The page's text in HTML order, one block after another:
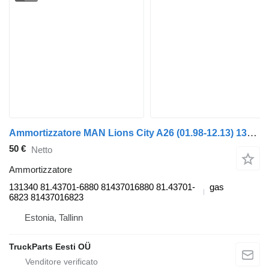
Ammortizzatore MAN Lions City A26 (01.98-12.13) 131340 per autobus MAN Lion's bus (1991-)
50 € Netto
Ammortizzatore
131340 81.43701-6880 81437016880 81.43701-
6823 81437016823
gas
Estonia, Tallinn
TruckParts Eesti OÜ